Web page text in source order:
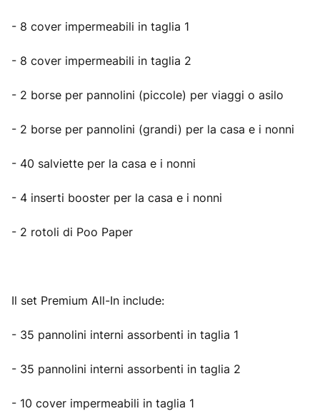
- 8 cover impermeabili in taglia 1
- 8 cover impermeabili in taglia 2
- 2 borse per pannolini (piccole) per viaggi o asilo
- 2 borse per pannolini (grandi) per la casa e i nonni
- 40 salviette per la casa e i nonni
- 4 inserti booster per la casa e i nonni
- 2 rotoli di Poo Paper
Il set Premium All-In include:
- 35 pannolini interni assorbenti in taglia 1
- 35 pannolini interni assorbenti in taglia 2
- 10 cover impermeabili in taglia 1